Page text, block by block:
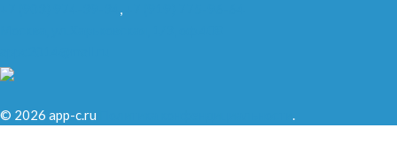
,
© 2026 app-c.ru .